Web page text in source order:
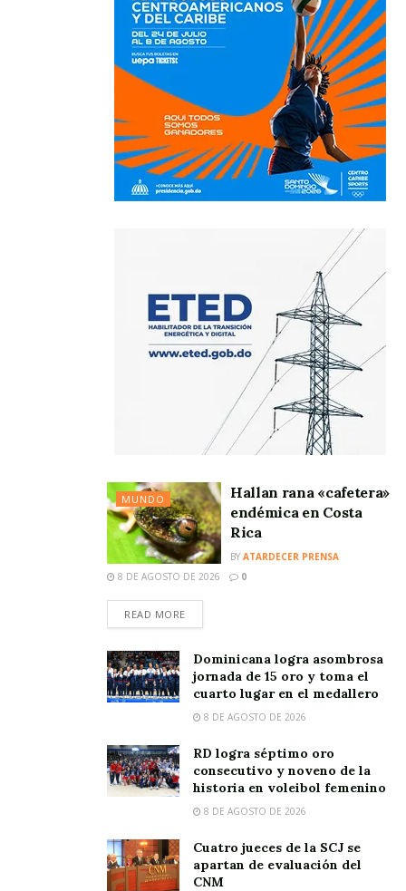
MUNDO
Hallan rana «cafetera»
endémica en Costa
Rica
BY ATARDECER PRENSA
8 DE AGOSTO DE 2026
0
READ MORE
Dominicana logra asombrosa
jornada de 15 oro y toma el
cuarto lugar en el medallero
8 DE AGOSTO DE 2026
RD logra séptimo oro
consecutivo y noveno de la
historia en voleibol femenino
8 DE AGOSTO DE 2026
Cuatro jueces de la SCJ se
apartan de evaluación del
CNM